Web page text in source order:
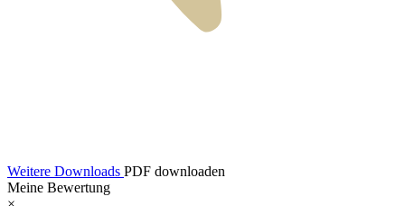
Weitere Downloads PDF downloaden
Meine Bewertung